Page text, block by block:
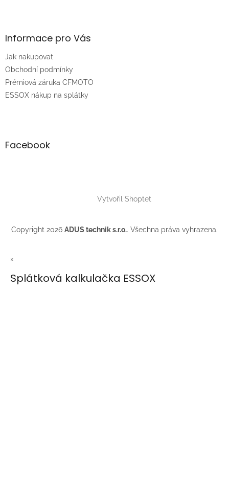
Z
aInformace pro Vás
Jak nakupovat
Obchodní podmínky
Prémiová záruka CFMOTO
ESSOX nákup na splátky
Facebook
Vytvořil Shoptet
Copyright 2026 ADUS technik s.r.o.. Všechna práva vyhrazena.
×
Splátková kalkulačka ESSOX